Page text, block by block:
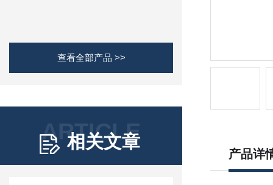
查看全部产品 >>
ARTICLE
相关文章
产品详